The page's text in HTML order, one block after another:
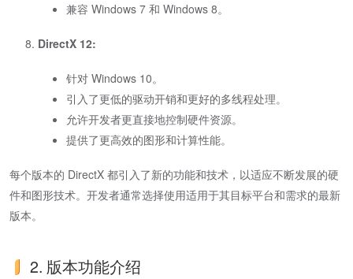
兼容 Windows 7 和 Windows 8。
DirectX 12:
针对 Windows 10。
引入了更低的驱动开销和更好的多线程处理。
允许开发者更直接地控制硬件资源。
提供了更高效的图形和计算性能。
每个版本的 DirectX 都引入了新的功能和技术，以适应不断发展的硬
件和图形技术。开发者通常选择使用适用于其目标平台和需求的最新
版本。
2. 版本功能介绍